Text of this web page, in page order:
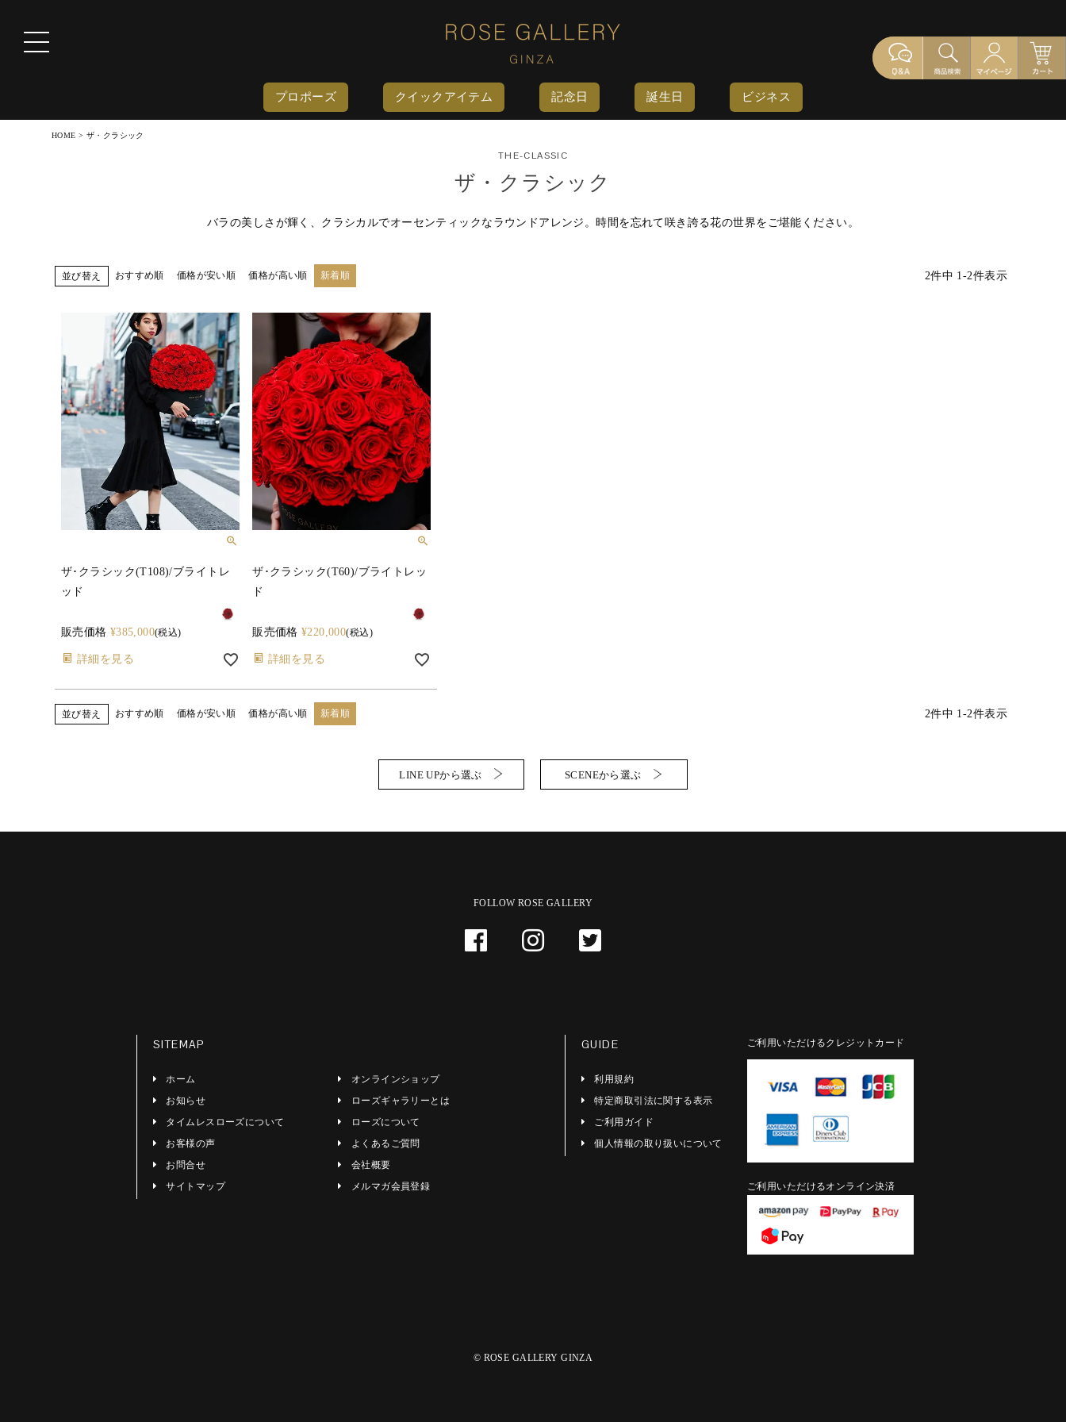
プロポーズ クイックアイテム 記念日 誕生日 ビジネス
HOME ザ・クラシック
THE-CLASSIC
ザ・クラシック
バラの美しさが輝く、クラシカルでオーセンティックなラウンドアレンジ。時間を忘れて咲き誇る花の世界をご堪能ください。
並び替え おすすめ順 価格が安い順 価格が高い順 新着順 2件中 1-2件表示
ザ･クラシック(T108)/ブライトレ
ッド
販売価格 ¥385,000 税込
詳細を見る
ザ･クラシック(T60)/ブライトレッ
ド
販売価格 ¥220,000 税込
詳細を見る
並び替え おすすめ順 価格が安い順 価格が高い順 新着順 2件中 1-2件表示
LINE UPから選ぶ SCENEから選ぶ
FOLLOW ROSE GALLERY
SITEMAP
ホーム
オンラインショップ
お知らせ
ローズギャラリーとは
タイムレスローズについて
ローズについて
お客様の声
よくあるご質問
お問合せ
会社概要
サイトマップ
メルマガ会員登録
GUIDE
利用規約
特定商取引法に関する表示
ご利用ガイド
個人情報の取り扱いについて
ご利用いただけるクレジットカード
ご利用いただけるオンライン決済
© ROSE GALLERY GINZA